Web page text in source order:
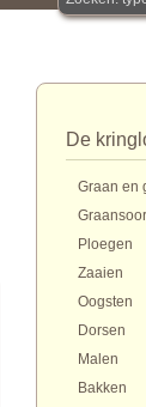
De
Graan en
Ploegen
Zaaien
Oogsten
Dorsen
Malen
Bakken